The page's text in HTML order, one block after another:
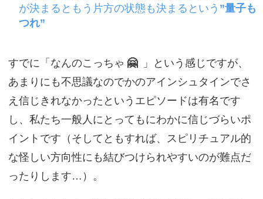
が決まるともう片方の状態も決まるという ”量子も
つれ”
すでに「なんのこっちゃ 🤗
」という感じですが、
あまりにも不思議なのでかのアインシュタインでさ
え信じきれなかったというエピソードは有名です
し、私たち一般人にとってもにわかに信じづらいポ
イントです（そしてともすれば、スピリチュアル的
な怪しい方向性にも結びつけられやすいのが難点だ
ったりします…）。